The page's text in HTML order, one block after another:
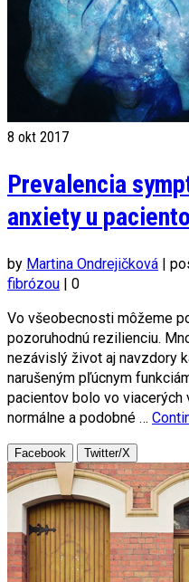
8 okt 2017
Prevalencia
anxiety u
by Martina Ondrejičková
fibrózou
0
Vo všeobecnosti môžeme
pozoruhodnú rezilienciu.
nezávislý život aj navzdory
narušeným pľúcnym
pacientov bolo vo
normálne a podobné …
Facebook Twitter/X